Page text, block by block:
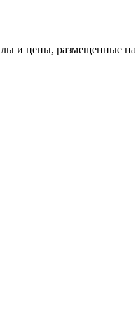
и цены, размещенные на